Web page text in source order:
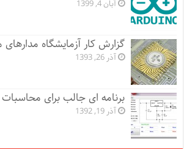
آبان 4, 1399
گزارش کار آزمایشگاه
آذر 26, 1393
برنامه ای جالب برای محاسبات
آذر 19, 1392